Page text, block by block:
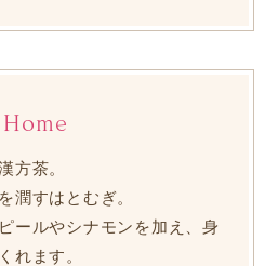
Home
方茶。
潤すはとむぎ。
ールやシナモンを加え、身
れます。